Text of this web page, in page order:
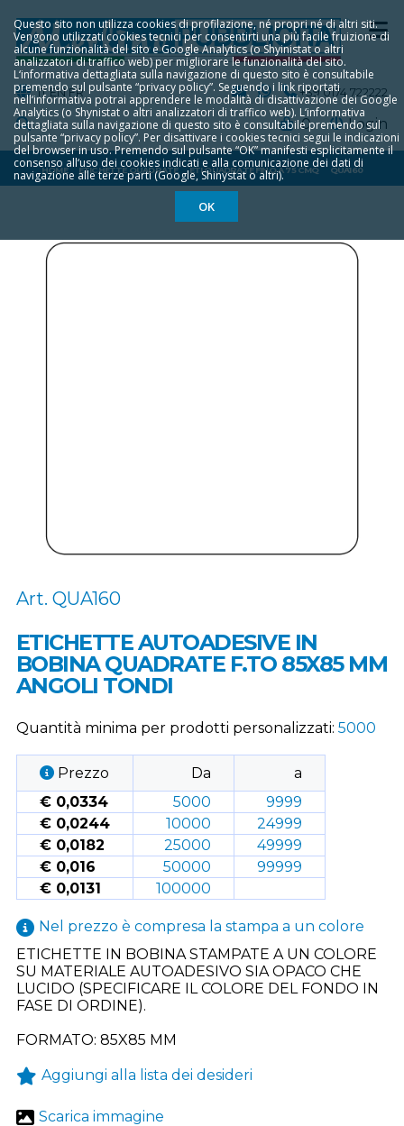
Questo sito non utilizza cookies di profilazione, né propri né di altri siti.
Vengono utilizzati cookies tecnici per consentirti una più facile fruizione di
alcune funzionalità del sito e Google Analytics (o Shyinistat o altri
analizzatori di traffico web) per migliorare le funzionalità del sito.
L‘informativa dettagliata sulla navigazione di questo sito è consultabile
premendo sul pulsante “privacy policy”. Seguendo i link riportati
nell‘informativa potrai apprendere le modalità di disattivazione dei Google
Analytics (o Shynistat o altri analizzatori di traffico web). L‘informativa
dettagliata sulla navigazione di questo sito è consultabile premendo sul
pulsante “privacy policy”. Per disattivare i cookies tecnici segui le indicazioni
del browser in uso. Premendo sul pulsante “OK” manifesti esplicitamente il
consenso all‘uso dei cookies indicati e alla comunicazione dei dati di
navigazione alle terze parti (Google, Shinystat o altri).
OK
IT EN FR +39 0174 722222
Login
0
HOME ETICHETTE QUADRATE ETI QUADRATE FINO A 75 CMQ QUA160
Art. QUA160
ETICHETTE AUTOADESIVE IN
BOBINA QUADRATE F.TO 85X85 MM
ANGOLI TONDI
Quantità minima per prodotti personalizzati: 5000
Prezzo Da
a
€ 0,0334
5000
9999
€ 0,0244
10000
24999
€ 0,0182
25000
49999
€ 0,016
50000
99999
€ 0,0131
100000
Nel prezzo è compresa la stampa a un colore
ETICHETTE IN BOBINA STAMPATE A UN COLORE
SU MATERIALE AUTOADESIVO SIA OPACO CHE
LUCIDO (SPECIFICARE IL COLORE DEL FONDO IN
FASE DI ORDINE).
FORMATO: 85X85 MM
Aggiungi alla lista dei desideri
Scarica immagine